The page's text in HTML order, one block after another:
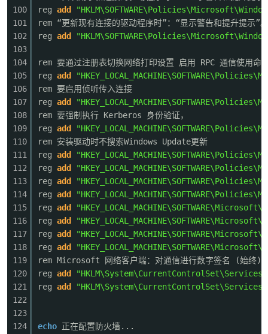
100
101
102
103
104
105
106
107
108
109
110
111
112
113
114
115
116
117
118
119
120
121
122
123
124
reg add
rem “更新现有连接的驱动程序时”：“显示警告和提升提示”。
reg add
rem 要通过注册表切换网络打印设置 启用 RPC 通信使用命
reg add
rem 要启用侦听传入连接
reg add
rem 要强制执行 Kerberos 身份验证，
reg add
rem 安装驱动时不搜索Windows Update更新
reg add
reg add
reg add
reg add
reg add
reg add
reg add
reg add
rem Microsoft 网络客户端：对通信进行数字签名 (始终)
reg add
reg add
echo 正在配置防火墙...